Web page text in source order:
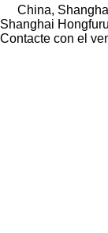
China,
Shanghai
Contacte con el